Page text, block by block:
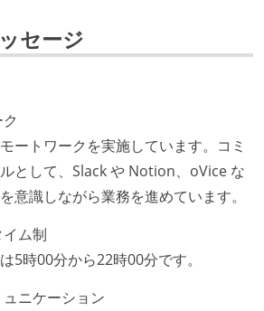
たは執行役員として、エンジニアリ
ジニア出身、または現役のエンジニ
頼・指名を受けるようなエンジニア
的に外部のイベントやカンファレン
けるための社内勉強会が定期開催さ
的に参加している
術の良し悪しをメンバーがよく会話
セージ
ートワークを実施しています。コミ
として、Slack や Notion、oVice な
意識しながら業務を進めています。
ム制
5時00分から22時00分です。
ニケーション